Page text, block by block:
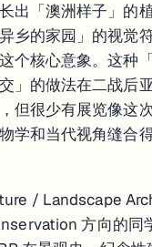
出「澳洲样子」的
乡的家园」的视觉
个核心意象。这种
」的做法在二战后
但很少有展览像这
学和当代视角缝合
/ Landscape
方向的同